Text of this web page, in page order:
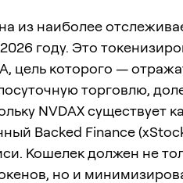
из наиболее
году. Это
цель которого —
торговлю,
NVDAX существует
Backed Finance
Кошелек должен не
но и